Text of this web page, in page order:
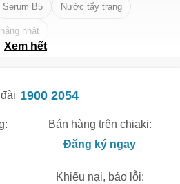
Serum B5 Nước tẩy trang
nhật
Xem hết
1900 2054
Bán hàng trên chiaki:
Đăng ký ngay
Khiếu nại, báo lỗi: